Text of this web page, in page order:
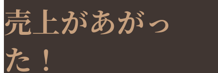
売上があがっ
た！